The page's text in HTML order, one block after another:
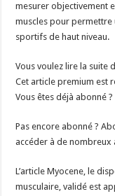
mesurer objectivement
muscles pour permettre
sportifs de haut niveau.
Vous voulez lire la suite
Cet article premium est
Vous êtes déjà abonné
Pas encore abonné ?
accéder à de nombreux
L’article Myocene, le
musculaire, validé est